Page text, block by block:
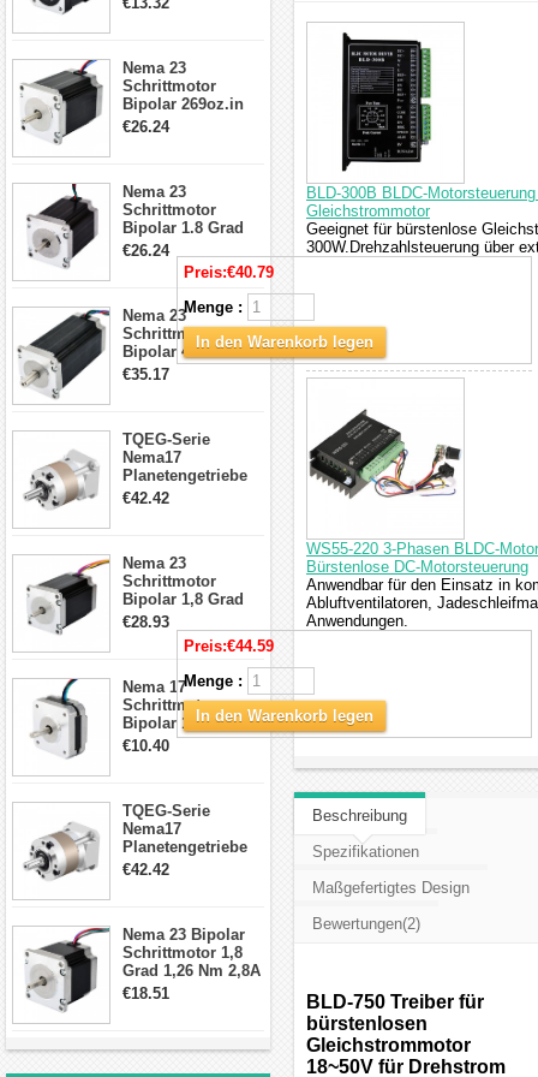
Nema 23
Schrittmotor
Bipolar 269oz.in
2,8A 57x57x76mm
€26.24
Nema 23
Schrittmotor
Bipolar 1.8 Grad
1.9Nm 3A 3.36V 4
Drähte CNC
Schrittmotor DIY
CNC Fräse
€26.24
Nema 23
Schrittmotor
Bipolar 425oz.in
4.2A 57x57x114mm
€35.17
TQEG-Serie
Nema17
Planetengetriebe
5:1 Spiel 15Arc-
€42.42
Nema 23
Schrittmotor
Bipolar 1,8 Grad
2,83Nm 4 A 2,26V
CNC Hybrid-
Schrittmotor mit 8
Anschlüssen
€28.93
Nema 17
Schrittmotor
Bipolar 1.8 Grad
8.7Ncm 1A 3.5V 4
€10.40
TQEG-Serie
Nema17
Planetengetriebe
10:1 Spiel 15Arc-
€42.42
Nema 23 Bipolar
Schrittmotor 1,8
Grad 1,26 Nm 2,8A
2,5V 4 Drähte
€18.51
interessieren
BLD-300B BLDC-
Gleichstrommotor
Geeignet für bürstenlose
300W.Drehzahlsteuerung über
Preis:€40.79
Menge :
In den Warenkorb legen
WS55-220 3-Phasen BLDC-
Bürstenlose DC-Motorsteuerung
Anwendbar für den Einsatz in
Abluftventilatoren,
Anwendungen.
Preis:€44.59
Menge :
In den Warenkorb legen
Beschreibung
Spezifikationen
Maßgefertigtes Design
Bewertungen(2)
BLD-750 Treiber für
bürstenlosen
Gleichstrommotor
18~50V für Drehstrom